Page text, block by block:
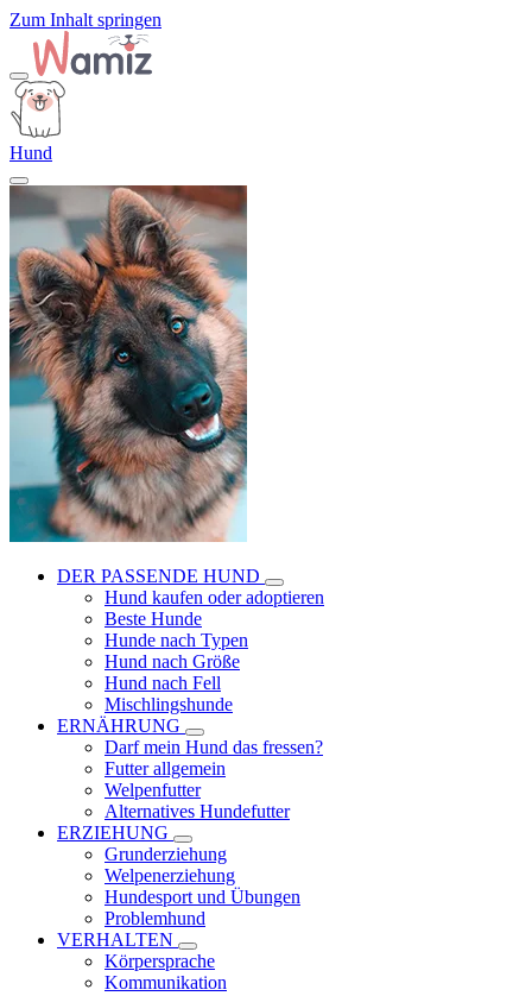
Zum Inhalt springen
Hund
DER PASSENDE HUND
Hund kaufen oder adoptieren
Beste Hunde
Hunde nach Typen
Hund nach Größe
Hund nach Fell
Mischlingshunde
ERNÄHRUNG
Darf mein Hund das fressen?
Futter allgemein
Welpenfutter
Alternatives Hundefutter
ERZIEHUNG
Grunderziehung
Welpenerziehung
Hundesport und Übungen
Problemhund
VERHALTEN
Körpersprache
Kommunikation